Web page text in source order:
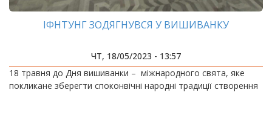
ІФНТУНГ ЗОДЯГНУВСЯ У ВИШИВАНКУ
ЧТ, 18/05/2023 - 13:57
18 травня до Дня вишиванки – міжнародного свята, яке
покликане зберегти споконвічні народні традиції створення